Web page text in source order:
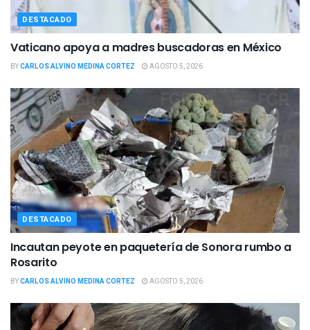
DESTACADO
Vaticano apoya a madres buscadoras en México
BYCARLOS ALVINO MEDINA CORTEZ AGOSTO 5, 2026
DESTACADO
Incautan peyote en paquetería de Sonora rumbo a
Rosarito
BYCARLOS ALVINO MEDINA CORTEZ AGOSTO 5, 2026